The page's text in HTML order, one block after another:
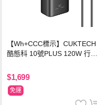
【Wh+CCC標示】CUKTECH
酷態科 10號PLUS 120W 行動
色
$1,699
免運